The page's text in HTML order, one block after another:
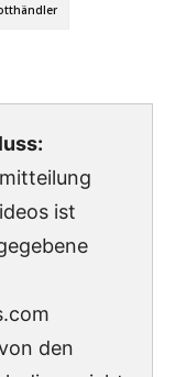
ist
den